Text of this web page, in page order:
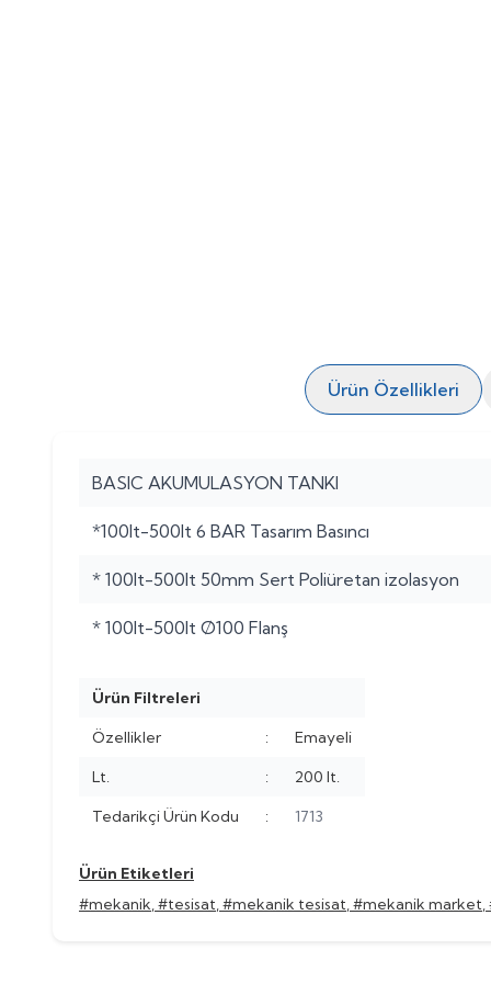
Ürün Özellikleri
BASIC AKUMULASYON TANKI
*100lt-500lt 6 BAR Tasarım Basıncı
* 100lt-500lt 50mm Sert Poliüretan izolasyon
* 100lt-500lt Ø100 Flanş
Ürün Filtreleri
Özellikler
:
Emayeli
Lt.
:
200 lt.
Tedarikçi Ürün Kodu
: 1713
Ürün Etiketleri
#mekanik,#tesisat,#mekanik tesisat,#mekanik market,